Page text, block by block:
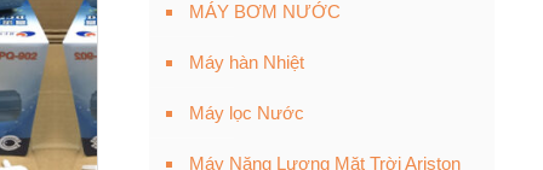
MÁY BƠM NƯỚC
Máy hàn Nhiệt
Máy lọc Nước
Máy Năng Lượng Mặt Trời Ariston